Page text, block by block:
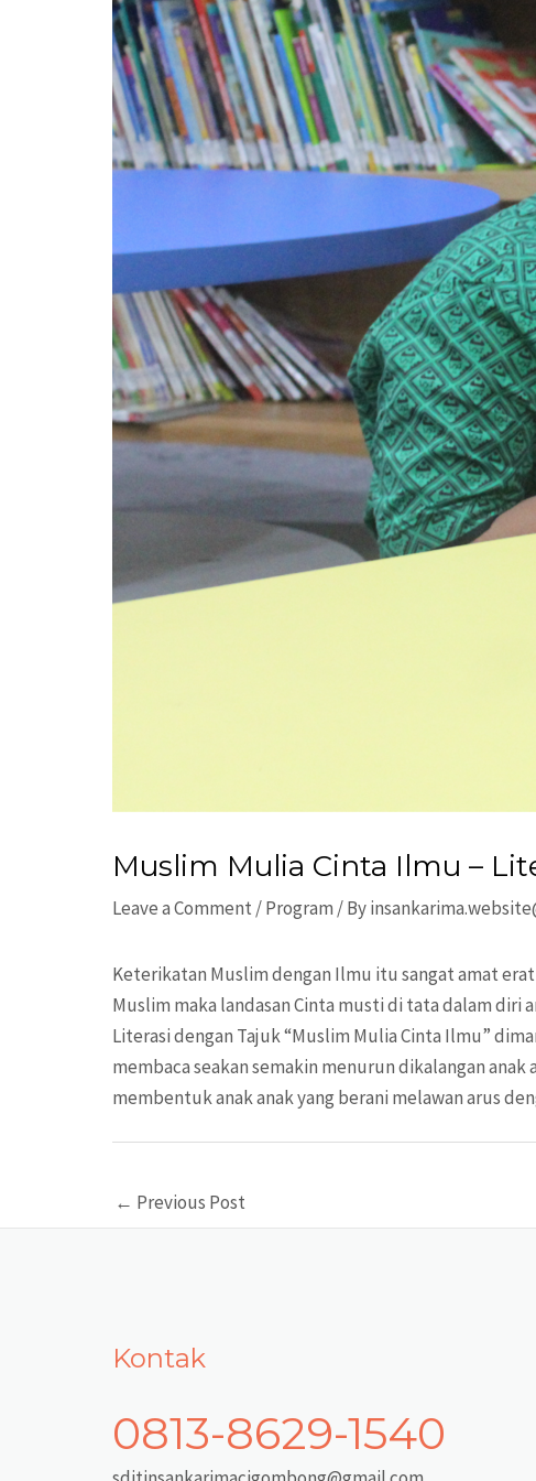
Muslim Mulia Cinta Ilmu –
Leave a Comment /Program / By
Keterikatan Muslim dengan Ilmu itu sangat amat
Muslim maka landasan Cinta musti di tata dalam diri
Literasi dengan Tajuk “Muslim Mulia Cinta Ilmu”
membaca seakan semakin menurun dikalangan anak
membentuk anak anak yang berani melawan arus
Post
navigation
← Previous Post
Kontak
0813-8629-1540